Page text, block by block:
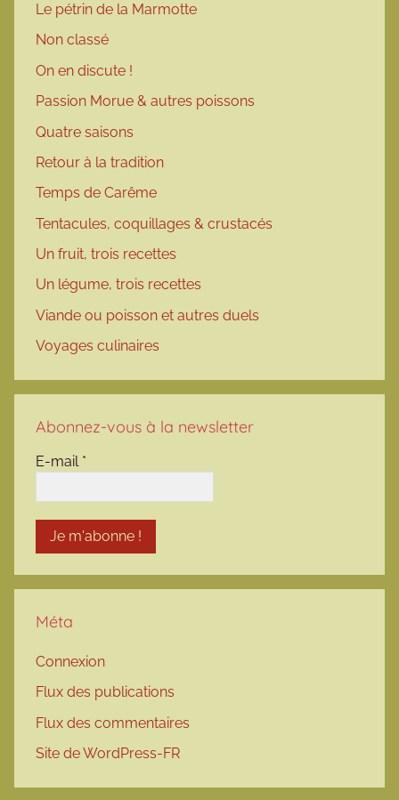
Le pétrin de la Marmotte
Non classé
On en discute !
Passion Morue & autres poissons
Quatre saisons
Retour à la tradition
Temps de Carême
Tentacules, coquillages & crustacés
Un fruit, trois recettes
Un légume, trois recettes
Viande ou poisson et autres duels
Voyages culinaires
Abonnez-vous à la newsletter
E-mail *
Méta
Connexion
Flux des publications
Flux des commentaires
Site de WordPress-FR